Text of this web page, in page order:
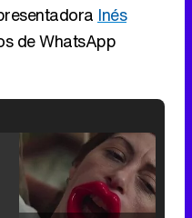
Inés
de WhatsApp
/